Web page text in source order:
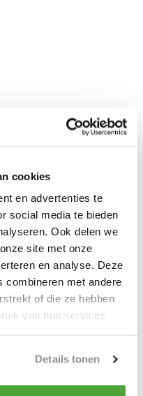
cookies
en advertenties te
social media te bieden
Ook delen we
site met onze
en analyse. Deze
combineren met andere
of die ze hebben
van hun services.
Details tonen